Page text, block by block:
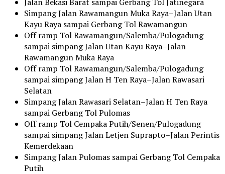
Simpang Jalan Rawamangun Muka Raya–Jalan Utan
Kayu Raya sampai Gerbang Tol Rawamangun
Off ramp Tol Rawamangun/Salemba/Pulogadung
sampai simpang Jalan Utan Kayu Raya–Jalan
Rawamangun Muka Raya
Off ramp Tol Rawamangun/Salemba/Pulogadung
sampai simpang Jalan H Ten Raya–Jalan Rawasari
Selatan
Simpang Jalan Rawasari Selatan–Jalan H Ten Raya
sampai Gerbang Tol Pulomas
Off ramp Tol Cempaka Putih/Senen/Pulogadung
sampai simpang Jalan Letjen Suprapto–Jalan Perintis
Kemerdekaan
Simpang Jalan Pulomas sampai Gerbang Tol Cempaka
Putih